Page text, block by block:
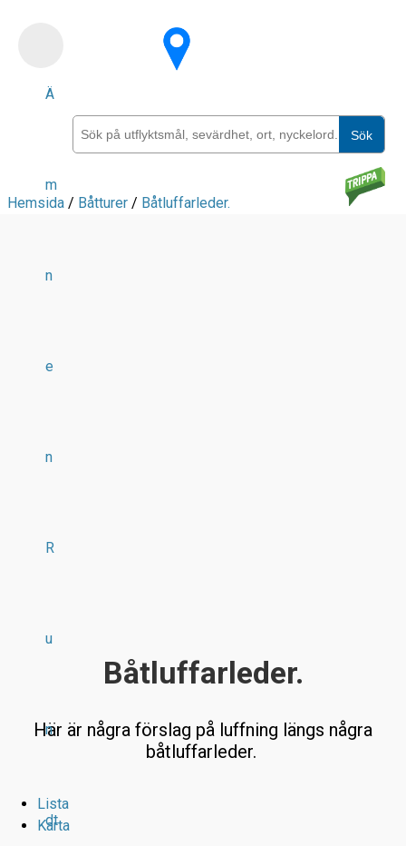
Ä
m
n
e
n
R
u
n
dt
Sök
Hemsida / Båtturer / Båtluffarleder.
Båtluffarleder.
Här är några förslag på luffning längs några
båtluffarleder.
Lista
Karta